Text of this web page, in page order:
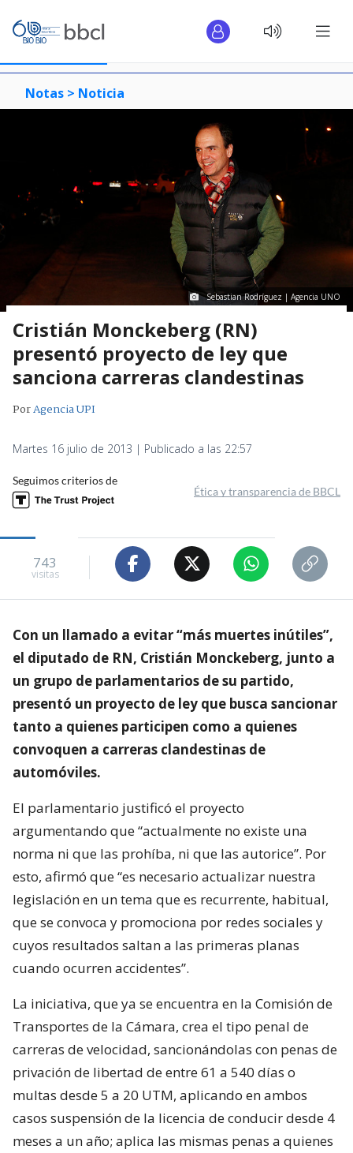
Notas > Noticia
Sebastian Rodríguez | Agencia UNO
Cristián Monckeberg (RN)
presentó proyecto de ley que
sanciona carreras clandestinas
PorAgencia UPI
Martes 16 julio de 2013 | Publicado a las 22:57
Seguimos criterios de
Ética y transparencia de BBCL
743
visitas
Con un llamado a evitar “más muertes inútiles”,
el diputado de RN, Cristián Monckeberg, junto a
un grupo de parlamentarios de su partido,
presentó un proyecto de ley que busca sancionar
tanto a quienes participen como a quienes
convoquen a carreras clandestinas de
automóviles.
El parlamentario justificó el proyecto
argumentando que “actualmente no existe una
norma ni que las prohíba, ni que las autorice”. Por
esto, afirmó que “es necesario actualizar nuestra
legislación en un tema que es recurrente, habitual,
que se convoca y promociona por redes sociales y
cuyos resultados saltan a las primeras planas
cuando ocurren accidentes”.
La iniciativa, que ya se encuentra en la Comisión de
Transportes de la Cámara, crea el tipo penal de
carreras de velocidad, sancionándolas con penas de
privación de libertad de entre 61 a 540 días o
multas desde 5 a 20 UTM, aplicando en ambos
casos suspensión de la licencia de conducir desde 4
meses a un año; aplica las mismas penas a quienes